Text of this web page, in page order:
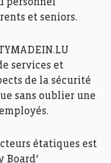
personnel
et seniors.
services et
de la sécurité
sans oublier une
.
étatiques est
Board’